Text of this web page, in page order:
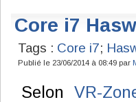
Core i7
Tags : Core i7;
Publié le 23/06/2014 à 08:49 par
SelonVR-